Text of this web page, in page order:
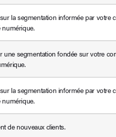
la segmentation informée par votre
segmentation fondée sur votre
la segmentation informée par votre
de nouveaux clients.